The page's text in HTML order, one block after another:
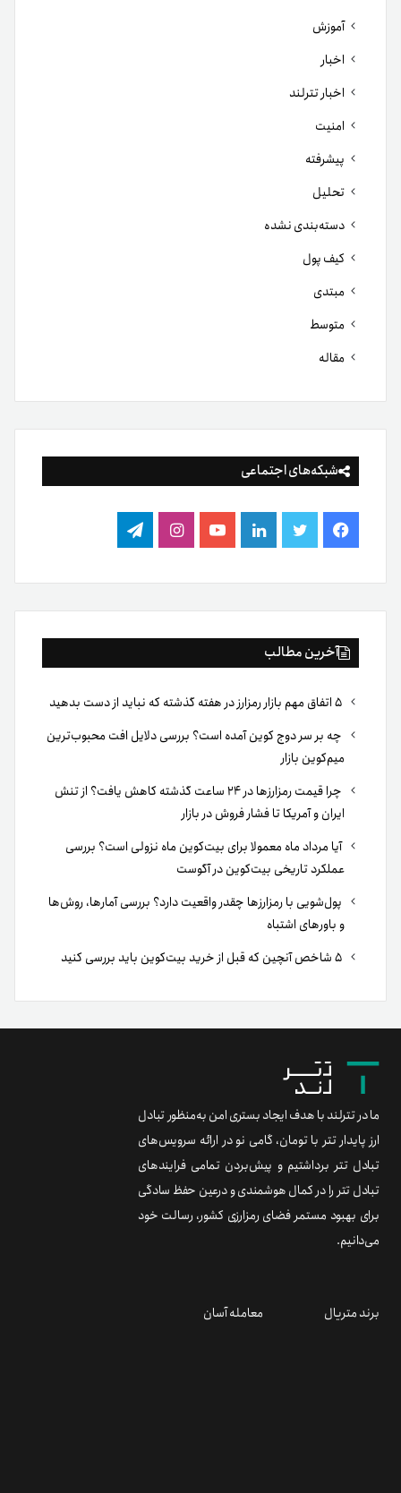
آموزش
اخبار
اخبار تترلند
امنیت
پیشرفته
تحلیل
دسته‌بندی نشده
کیف پول
مبتدی
متوسط
مقاله
شبکه‌های اجتماعی
فیس
بوک
توییتر لینکدینیوتیوباینستاگرام
تلگرام
آخرین مطالب
چه بر سر دوج کوین آمده است؟ بررسی دلایل افت محبوب‌ترین
میم‌کوین بازار
چرا قیمت رمزارزها در ۲۴ ساعت گذشته کاهش یافت؟ از تنش
ایران و آمریکا تا فشار فروش در بازار
آیا مرداد ماه معمولا برای بیت‌کوین ماه نزولی است؟ بررسی
عملکرد تاریخی بیت‌کوین در آگوست
پول‌شویی با رمزارزها چقدر واقعیت دارد؟ بررسی آمارها، روش‌ها
و باورهای اشتباه
ما در تترلند با هدف ایجاد بستری امن به‌منظور تبادل
ارز پایدار تتر با تومان، گامی نو در ارائه سرویس‌های
تبادل تتر برداشتیم و پیش‌بردن تمامی فرایندهای
تبادل تتر را در کمال هوشمندی و درعین حفظ سادگی
برای بهبود مستمر فضای رمزارزی کشور، رسالت خود
می‌دانیم.
برند متریال معامله آسان